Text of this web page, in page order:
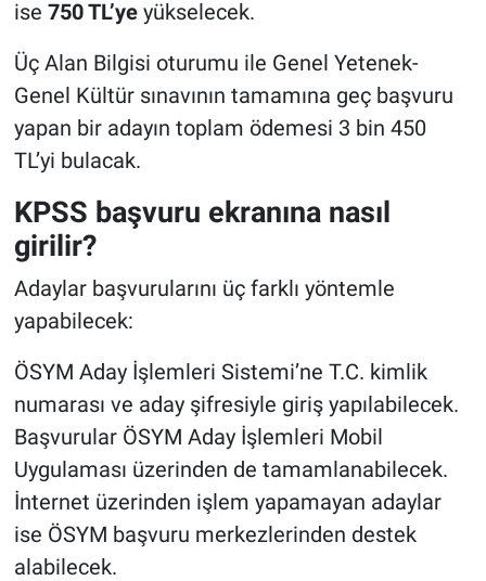
ise 750 TL’yeyükselecek.
Üç Alan Bilgisi oturumu ile Genel Yetenek-
Genel Kültür sınavının tamamına geç başvuru
yapan bir adayın toplam ödemesi 3 bin 450
TL’yi bulacak.
KPSS başvuru ekranına nasıl
girilir?
Adaylar başvurularını üç farklı yöntemle
yapabilecek:
ÖSYM Aday İşlemleri Sistemi’ne T.C. kimlik
numarası ve aday şifresiyle giriş yapılabilecek.
Başvurular ÖSYM Aday İşlemleri Mobil
Uygulaması üzerinden de tamamlanabilecek.
İnternet üzerinden işlem yapamayan adaylar
ise ÖSYM başvuru merkezlerinden destek
alabilecek.